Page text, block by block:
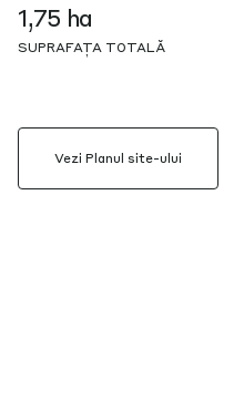
1,75 ha
SUPRAFAȚA TOTALĂ
Vezi Planul site-ului